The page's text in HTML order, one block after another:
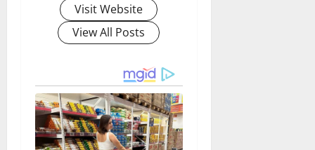
Visit Website
View All Posts